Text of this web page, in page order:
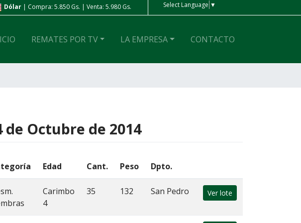
Dólar| Compra: 5.850 Gs. | Venta: 5.980 Gs. Peso Ar | Compra: 4 Gs. | Venta: 4 Gs.
Select Language ▼
REMATES POR TV LA EMPRESA CONTACTO
de Octubre de 2014
Edad Cant. Peso Dpto.
Carimbo
4
35 132 San Pedro Ver lote